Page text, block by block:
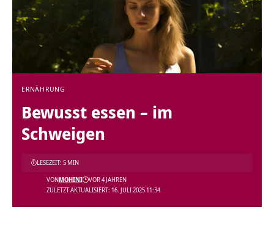
ERNÄHRUNG
Bewusst essen – im
Schweigen
ZULETZT AKTUALISIERT: 16. JULI 2025 11:34
VONMOHINI VOR 4 JAHREN
LESEZEIT: 5 MIN